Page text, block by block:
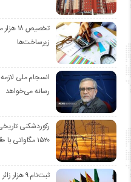
تخصیص
زیرساخت‌ها
انسجام ملی
رسانه می‌خواهد
رکوردشکنی
۱۵۲۰ مگاواتی با «قرار همدلی» مردم
ثبت‌نام ۹